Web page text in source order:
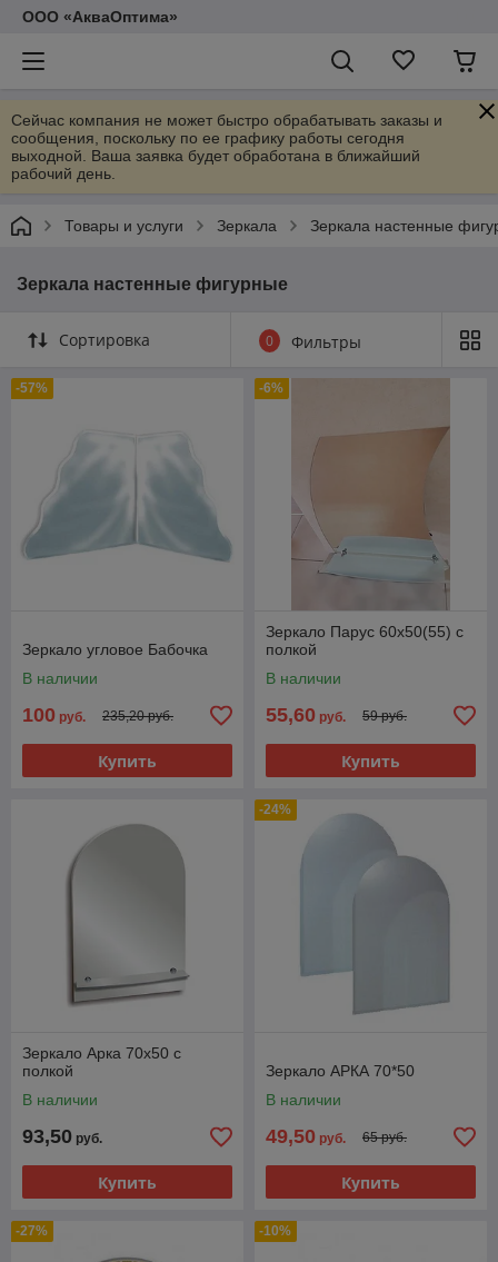
ООО «АкваОптима»
Сейчас компания не может быстро обрабатывать заказы и
сообщения, поскольку по ее графику работы сегодня
выходной. Ваша заявка будет обработана в ближайший
рабочий день.
Товары и услуги Зеркала Зеркала настенные
Зеркала настенные фигурные
Сортировка 0 Фильтры
-57%
Зеркало угловое Бабочка
В наличии
100 руб. 235,20 руб.
Купить
-6%
Зеркало Парус 60x50(55) с
полкой
В наличии
55,60 руб. 59 руб.
Купить
Зеркало Арка 70x50 с
полкой
В наличии
93,50 руб.
Купить
-24%
Зеркало АРКА 70*50
В наличии
49,50 руб. 65 руб.
Купить
-27% -10%